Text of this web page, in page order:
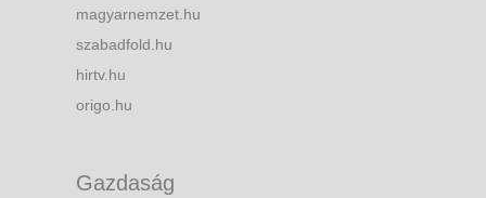
magyarnemzet.hu
szabadfold.hu
hirtv.hu
origo.hu
Gazdaság